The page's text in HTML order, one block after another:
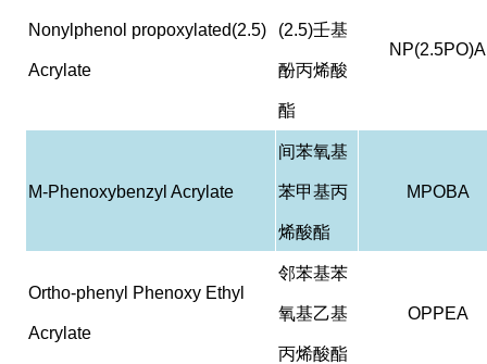
Nonylphenol propoxylated(2.5)
Acrylate
(2.5)壬基
酚丙烯酸
酯
NP(2.5PO)A
M-Phenoxybenzyl Acrylate
间苯氧基
苯甲基丙
烯酸酯
MPOBA
Ortho-phenyl Phenoxy Ethyl
Acrylate
邻苯基苯
氧基乙基
丙烯酸酯
OPPEA